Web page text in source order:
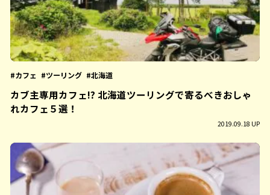
カフェ ツーリング 北海道
カブ主専用カフェ!? 北海道ツーリングで寄るべきおしゃ
れカフェ５選！
2019.09.18 UP